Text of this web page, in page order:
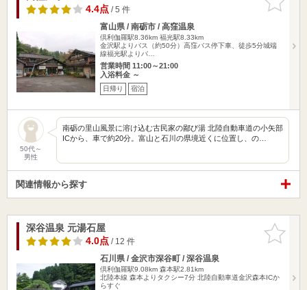
りに追加
4.4点/ 5 件
富山県 / 南砺市 / 高窪温泉
倶利伽羅駅8.36km 福光駅8.33km
金沢駅よりバス（約50分）高窪バス停下車、徒歩5分城端
線福光駅よりバ…
営業時間 11:00～21:00
入浴料金 ～
日帰り 宿泊
50代～
男性
南砺の里山風景に溶け込む古民家の鄙び湯 北陸自動車道の小矢部
ICから、車で約20分。富山と石川の県境近くに位置し、の…
関連情報から探す
お気に入
りに追加
深谷温泉 元湯石屋
4.0点/ 12 件
石川県 / 金沢市深谷町 / 深谷温泉
倶利伽羅駅9.08km 森本駅2.81km
北陸本線 森本よりタクシー7分 北陸自動車道金沢森本ICか
らすぐ